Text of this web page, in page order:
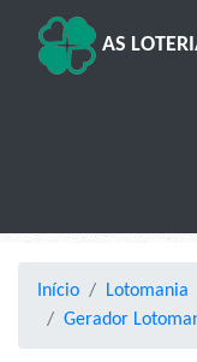
AS
Início
Lotomania
Gerador